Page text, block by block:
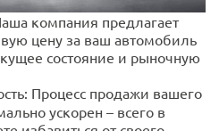
компания предлагает
цену за ваш автомобиль
состояние и рыночную
Процесс продажи вашего
ускорен – всего в